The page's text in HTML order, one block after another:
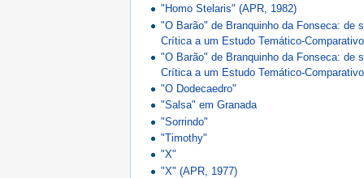
"Homo Stelaris" (APR, 1982)
"O Barão" de Branquinho da Fonseca: de
Crítica a um Estudo Temático-
"O Barão" de Branquinho da Fonseca: de
Crítica a um Estudo Temático-
"O Dodecaedro"
"Salsa" em Granada
"Sorrindo"
"Timothy"
"X"
"X" (APR, 1977)